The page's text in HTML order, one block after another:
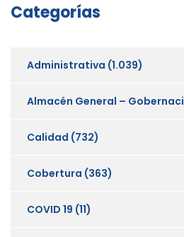
Categorías
Administrativa (1.039)
Almacén General –
Calidad (732)
Cobertura (363)
COVID 19 (11)